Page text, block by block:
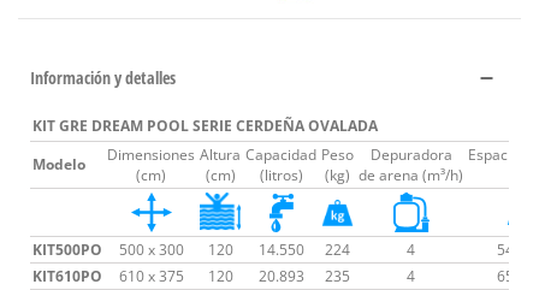
Información y detalles
KIT GRE DREAM POOL SERIE CERDEÑA OVALADA
Modelo
Dimensiones
(cm)
Altura
(cm)
Capacidad
(litros)
Peso
(kg)
Depuradora
de arena (m³/h)
Espacio
KIT500PO 500 x 300 120 14.550 224 4
540 x
KIT610PO
610 x 375 120 20.893 235 4
650 x